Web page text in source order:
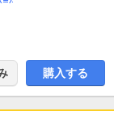
購入する